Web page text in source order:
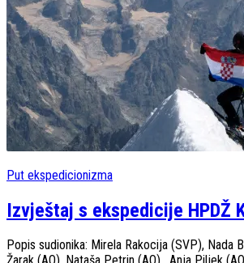
Put ekspedicionizma
Izvještaj s ekspedicije HPDŽ
Popis sudionika: Mirela Rakocija (SVP), Nada